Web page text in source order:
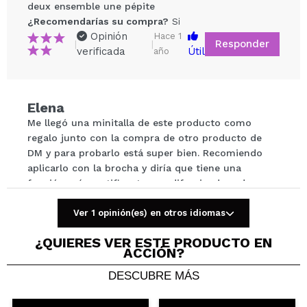
las zonas más grasas de nuestro rostro, así como la
zona T.
Compartir un vídeo o una foto
Tu vídeo podría ser el primero. Imagínatelo...
ENVIAR
deux ensemble une pépite
¿Recomendarías su compra? Si
|
Opinión
verificada
|
Hace 1
año
Útil
Responder
Elena
Me llegó una minitalla de este producto como
regalo junto con la compra de otro producto de
DM y para probarlo está super bien. Recomiendo
aplicarlo con la brocha y diría que tiene una
función más matificante que difuminadora de
poros. Lo recomiendo porque funciona para mis
bases más hidratantes y me dura el rostro más
horas sin brillos
¿Recomendarías su compra?Si
|Hace 1 año Útil Responder
Ver 1 opinión(es) en otros idiomas
¿QUIERES VER ESTE PRODUCTO EN
ACCIÓN?
DESCUBRE MÁS